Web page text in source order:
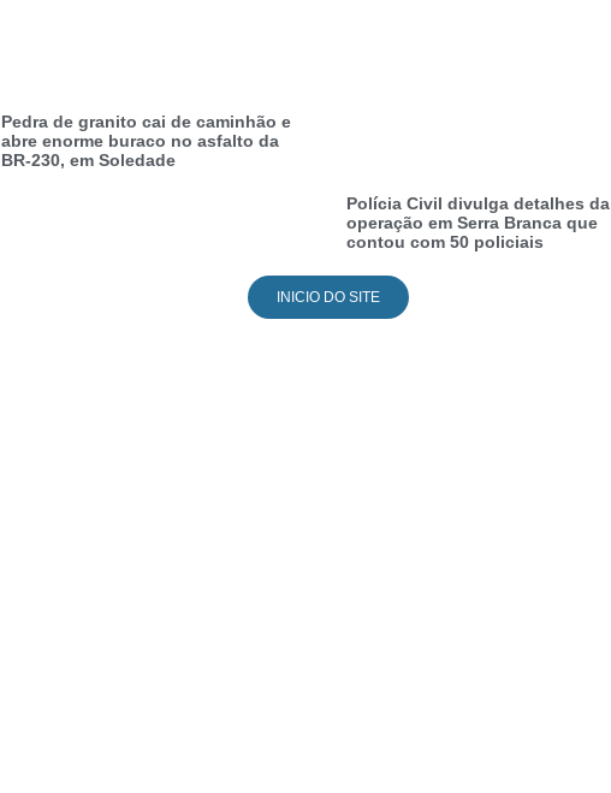
Pedra de granito cai de caminhão e
abre enorme buraco no asfalto da
BR-230, em Soledade
Polícia Civil divulga detalhes da
operação em Serra Branca que
contou com 50 policiais
INICIO DO SITE